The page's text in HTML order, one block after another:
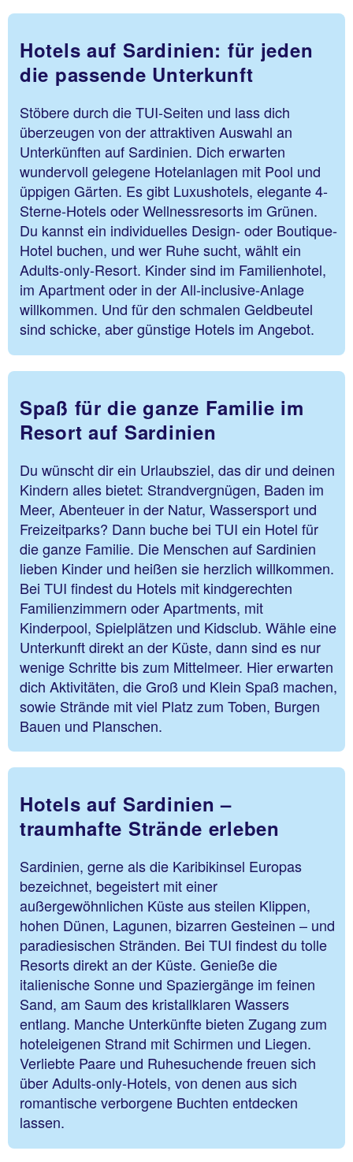
Hotels auf Sardinien: für jeden
die passende Unterkunft
Stöbere durch die TUI-Seiten und lass dich
überzeugen von der attraktiven Auswahl an
Unterkünften auf Sardinien. Dich erwarten
wundervoll gelegene Hotelanlagen mit Pool und
üppigen Gärten. Es gibt Luxushotels, elegante 4-
Sterne-Hotels oder Wellnessresorts im Grünen.
Du kannst ein individuelles Design- oder Boutique-
Hotel buchen, und wer Ruhe sucht, wählt ein
Adults-only-Resort. Kinder sind im Familienhotel,
im Apartment oder in der All-inclusive-Anlage
willkommen. Und für den schmalen Geldbeutel
sind schicke, aber günstige Hotels im Angebot.
Spaß für die ganze Familie im
Resort auf Sardinien
Du wünscht dir ein Urlaubsziel, das dir und deinen
Kindern alles bietet: Strandvergnügen, Baden im
Meer, Abenteuer in der Natur, Wassersport und
Freizeitparks? Dann buche bei TUI ein Hotel für
die ganze Familie. Die Menschen auf Sardinien
lieben Kinder und heißen sie herzlich willkommen.
Bei TUI findest du Hotels mit kindgerechten
Familienzimmern oder Apartments, mit
Kinderpool, Spielplätzen und Kidsclub. Wähle eine
Unterkunft direkt an der Küste, dann sind es nur
wenige Schritte bis zum Mittelmeer. Hier erwarten
dich Aktivitäten, die Groß und Klein Spaß machen,
sowie Strände mit viel Platz zum Toben, Burgen
Bauen und Planschen.
Hotels auf Sardinien –
traumhafte Strände erleben
Sardinien, gerne als die Karibikinsel Europas
bezeichnet, begeistert mit einer
außergewöhnlichen Küste aus steilen Klippen,
hohen Dünen, Lagunen, bizarren Gesteinen – und
paradiesischen Stränden. Bei TUI findest du tolle
Resorts direkt an der Küste. Genieße die
italienische Sonne und Spaziergänge im feinen
Sand, am Saum des kristallklaren Wassers
entlang. Manche Unterkünfte bieten Zugang zum
hoteleigenen Strand mit Schirmen und Liegen.
Verliebte Paare und Ruhesuchende freuen sich
über Adults-only-Hotels, von denen aus sich
romantische verborgene Buchten entdecken
lassen.